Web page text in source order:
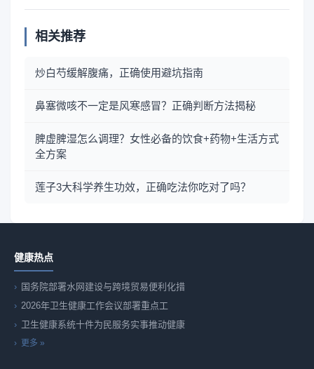
相关推荐
炒白芍缓解腹痛，正确使用避坑指南
鼻塞微咳不一定是风寒感冒？正确判断方法揭秘
脾虚脾湿怎么调理？女性必备的饮食+药物+生活方式
全方案
莲子3大科学养生功效，正确吃法你吃对了吗？
健康热点
国务院部署水网建设与跨境贸易便利化措
2026年卫生健康工作会议部署重点工
卫生健康系统十件为民服务实事推动健康
更多 »